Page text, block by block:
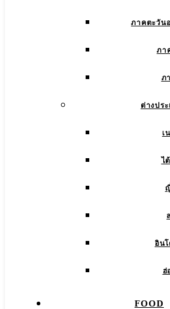
ภาคตะวัน
ภา
ภ
ต่างประ
เ
ไ
อิน
ฮ่
FOOD